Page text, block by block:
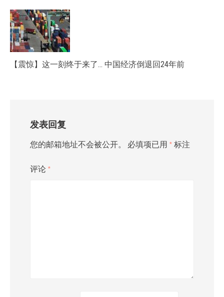
【震惊】这一刻终于来了… 中国经济倒退回24年前
发表回复
您的邮箱地址不会被公开。 必填项已用 * 标注
评论 *